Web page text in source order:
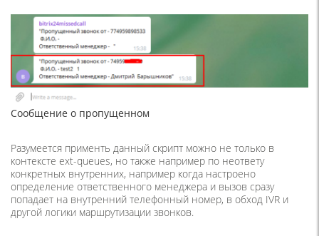
Сообщение о пропущенном
Разумеется применть данный скрипт можно не только в
контексте ext-queues, но также например по неответу
конкретных внутренних, например когда настроено
определение ответственного менеджера и вызов сразу
попадает на внутренний телефонный номер, в обход IVR и
другой логики маршрутизации звонков.